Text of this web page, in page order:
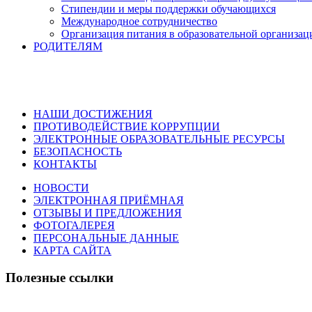
Стипендии и меры поддержки обучающихся
Международное сотрудничество
Организация питания в образовательной
РОДИТЕЛЯМ
НАШИ ДОСТИЖЕНИЯ
ПРОТИВОДЕЙСТВИЕ КОРРУПЦИИ
ЭЛЕКТРОННЫЕ ОБРАЗОВАТЕЛЬНЫЕ РЕСУРСЫ
БЕЗОПАСНОСТЬ
КОНТАКТЫ
НОВОСТИ
ЭЛЕКТРОННАЯ ПРИЁМНАЯ
ОТЗЫВЫ И ПРЕДЛОЖЕНИЯ
ФОТОГАЛЕРЕЯ
ПЕРСОНАЛЬНЫЕ ДАННЫЕ
КАРТА САЙТА
Полезные ссылки